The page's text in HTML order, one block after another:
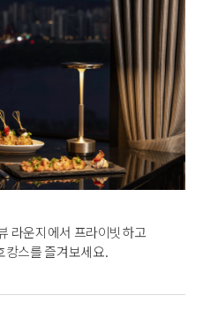
라운지에서 프라이빗하고
캉스를 즐겨보세요.